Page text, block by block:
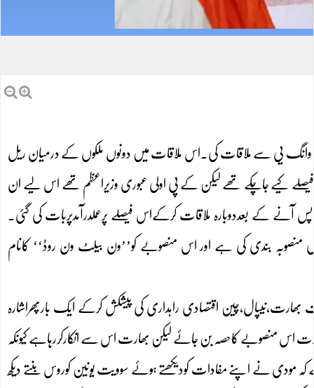
وانگ یی سے ملاقات کی۔اس ملاقات میں دونوں ملکوں کے درمیان ریل
فیصلے کیے جاچکے تھے لیکن کے پی اولی عبوری وزیراعظم تھے اس لیے ان
آنے کے بعددوبارہ ملاقات کرکےاس فیصلے پرعملدرآمدپربات کی گئی۔
نے ایشیا،یورپ اورافریقاکے 65 ممالک کوشامل کرنے کی منصوبہ بندی کی ہے اور اس منصوبے کو’’ون بیلٹ ون روڈ‘‘ کانام
اقتصادی راہداری کی پیشکش کرکے ایک بارپھراشارہ
اس منصوبے کاحصہ بن جائے لیکن بھارت اس سے انکارکررہاہے کیونکہ
مودی نے اپنے مفادات کودیکھتے ہوئے سوویت یونین کوروس بنتے دیکھ